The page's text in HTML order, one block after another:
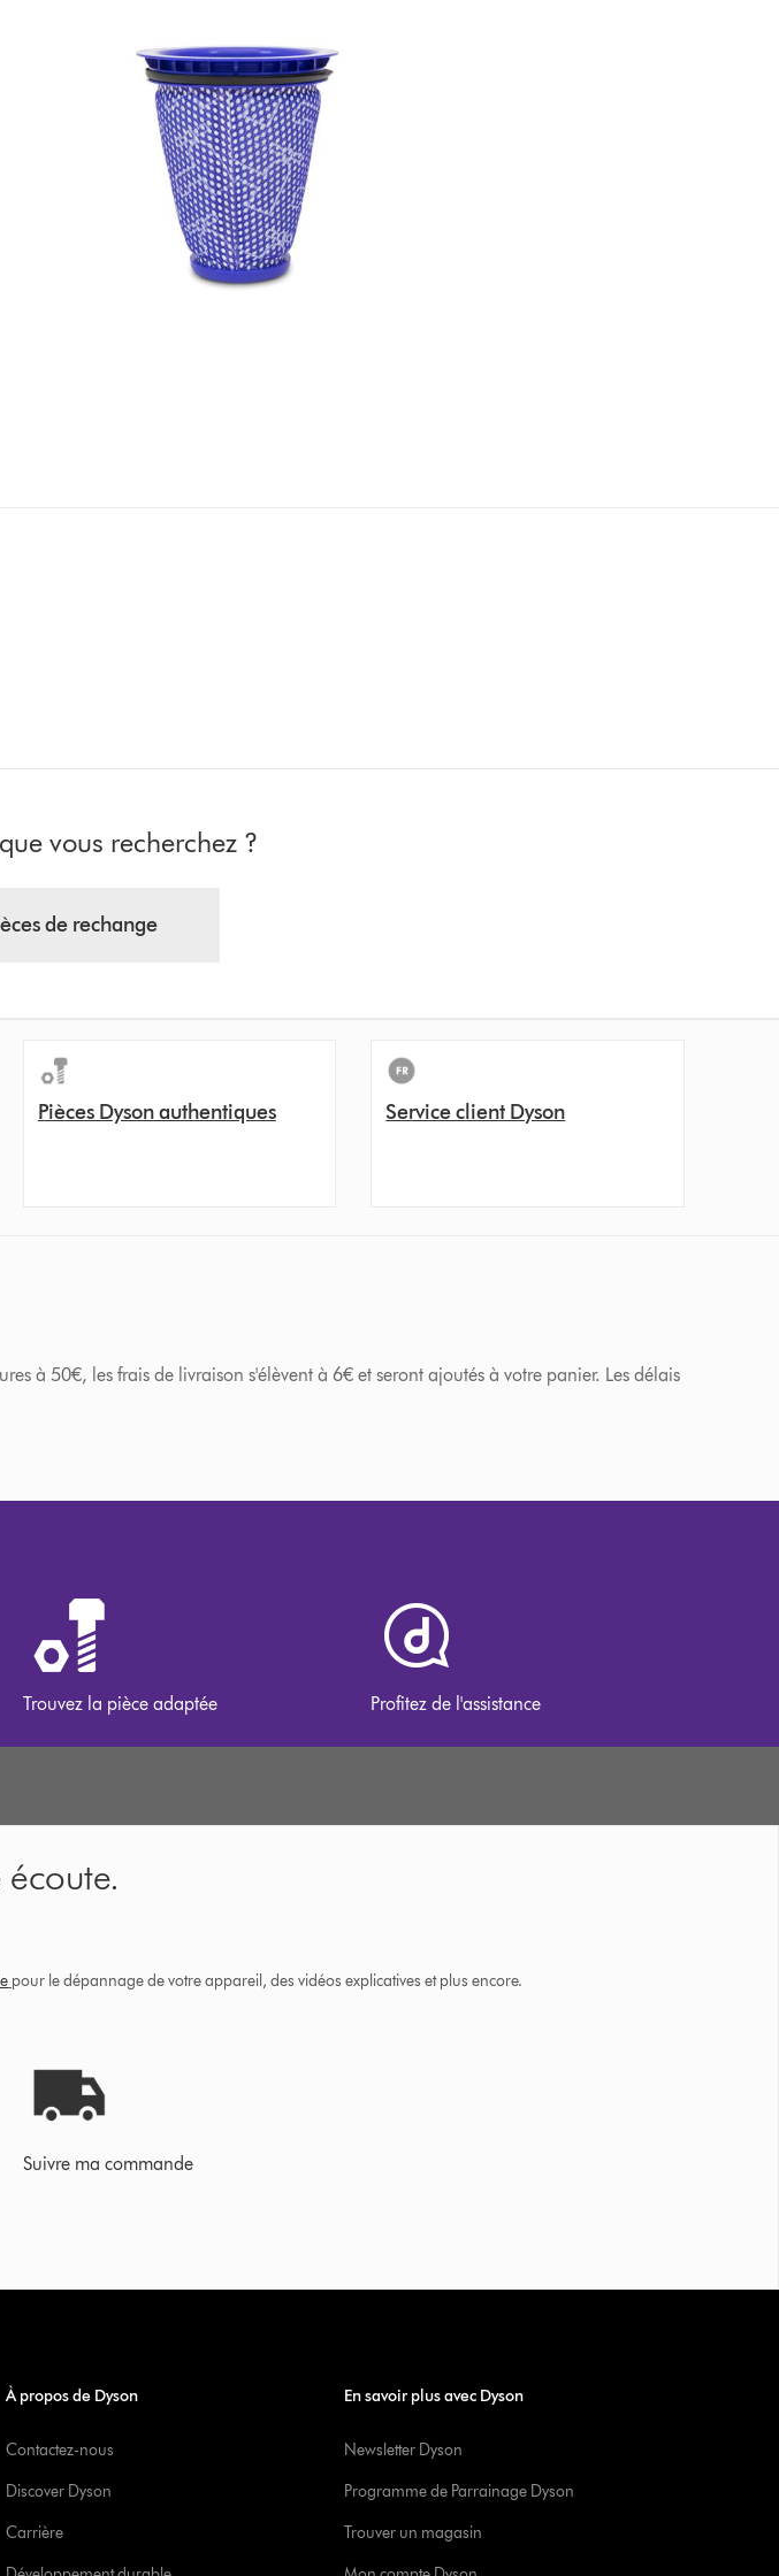
vous recherchez ?
de rechange
Pièces Dyson authentiques Service client Dyson
à 50€, les frais de livraison s'élèvent à 6€ et seront ajoutés à votre panier. Les délais
Trouvez la pièce adaptée Profitez de l'assistance
pour le dépannage de votre appareil, des vidéos explicatives et plus encore.
Suivre ma commande
À propos de Dyson
Contactez-nous
Discover Dyson
Carrière
En savoir plus avec Dyson
Newsletter Dyson
Programme de Parrainage Dyson
Trouver un magasin